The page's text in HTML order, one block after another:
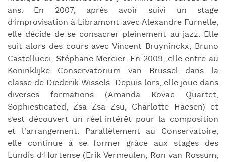
ans. En 2007, après avoir suivi un stage
d’improvisation à Libramont avec Alexandre Furnelle,
elle décide de se consacrer pleinement au jazz. Elle
suit alors des cours avec Vincent Bruyninckx, Bruno
Castellucci, Stéphane Mercier. En 2009, elle entre au
Koninklijke Conservatorium van Brussel dans la
classe de Diederik Wissels. Depuis lors, elle joue dans
diverses formations (Amanda Kovac Quartet,
Sophiesticated, Zsa Zsa Zsu, Charlotte Haesen) et
s’est découvert un réel intérêt pour la composition
et l'arrangement. Parallèlement au Conservatoire,
elle continue à se former grâce aux stages des
Lundis d’Hortense (Erik Vermeulen, Ron van Rossum,